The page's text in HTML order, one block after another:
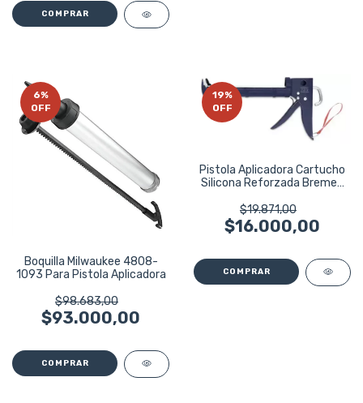
6%
OFF
Boquilla Milwaukee 4808-
1093 Para Pistola Aplicadora
$98.683,00
$93.000,00
19%
OFF
Pistola Aplicadora Cartucho
Silicona Reforzada Bremen
$19.871,00
$16.000,00